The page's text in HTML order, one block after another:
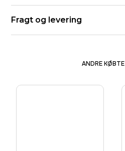
Fragt og levering
ANDRE